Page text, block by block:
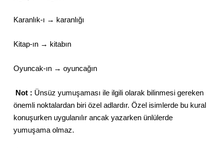
Karanlık-ı → karanlığı
Kitap-ın → kitabın
Oyuncak-ın → oyuncağın
Not : Ünsüz yumuşaması ile ilgili olarak bilinmesi gereken
önemli noktalardan biri özel adlardır. Özel isimlerde bu kural
konuşurken uygulanılır ancak yazarken ünlülerde
yumuşama olmaz.